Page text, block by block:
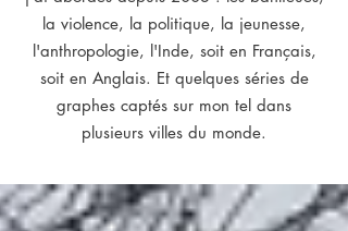
la violence, la politique, la jeunesse,
l'anthropologie, l'Inde, soit en Français,
soit en Anglais. Et quelques séries de
graphes captés sur mon tel dans
plusieurs villes du monde.